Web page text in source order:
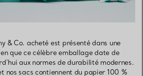
& Co. acheté est présenté dans une
que ce célèbre emballage date de
aux normes de durabilité modernes.
nos sacs contiennent du papier 100 %